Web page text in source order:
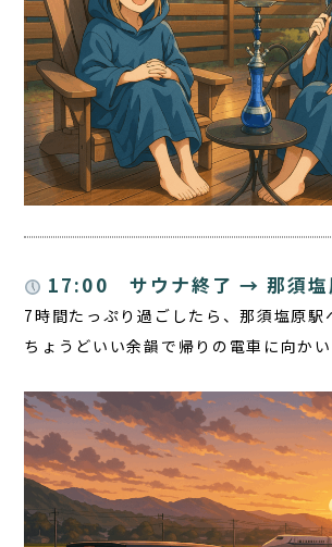
17:00 サウナ終了 → 那須塩
7時間たっぷり過ごしたら、那須塩原駅
ちょうどいい余韻で帰りの電車に向かい